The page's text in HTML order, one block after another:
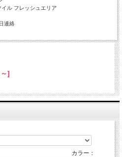
ル フレッシュエリア
連絡
]
カラー：